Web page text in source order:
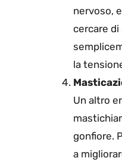
nervoso,
cercare di
la
Un altro
gonfiore.
a